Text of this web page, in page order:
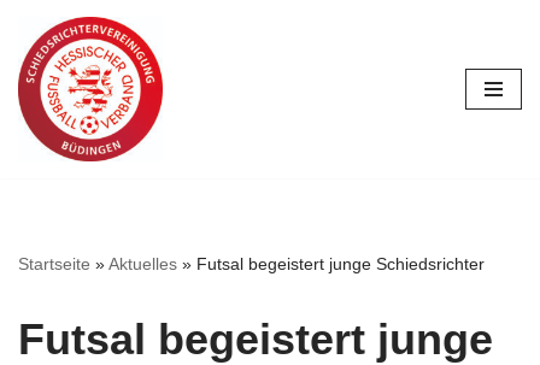
Zum
Inhalt
springen
Startseite »Aktuelles » Futsal begeistert junge Schiedsrichter
Futsal begeistert junge